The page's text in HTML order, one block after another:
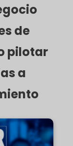
de
pilotar
a